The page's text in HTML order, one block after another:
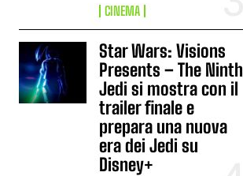
CINEMA
Star Wars: Visions
Presents – The Ninth
Jedi si mostra con il
trailer finale e
prepara una nuova
era dei Jedi su
Disney+